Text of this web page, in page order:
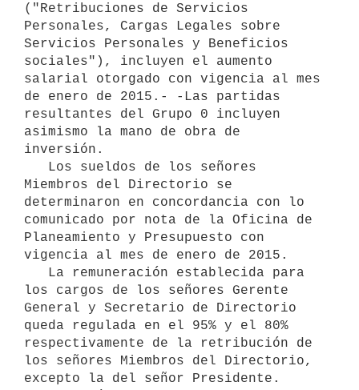
("Retribuciones de Servicios
Personales, Cargas Legales sobre
Servicios Personales y Beneficios
sociales"), incluyen el aumento
salarial otorgado con vigencia al mes
de enero de 2015.- -Las partidas
resultantes del Grupo 0 incluyen
asimismo la mano de obra de
inversión.
Miembros del Directorio se
determinaron en concordancia con lo
comunicado por nota de la Oficina de
Planeamiento y Presupuesto con
vigencia al mes de enero de 2015.
los cargos de los señores Gerente
General y Secretario de Directorio
queda regulada en el 95% y el 80%
respectivamente de la retribución de
los señores Miembros del Directorio,
excepto la del señor Presidente.